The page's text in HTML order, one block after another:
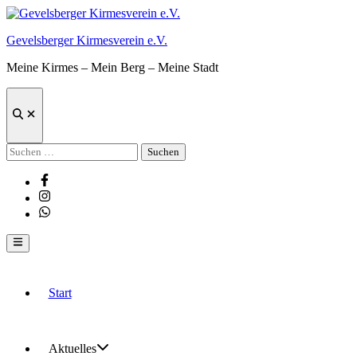
Zum
springen
Gevelsberger Kirmesverein e.V.
Meine Kirmes – Mein Berg – Meine Stadt
Suche
Suchen
nach:
Facebook
Instagram
Whatsapp
Hauptmenü
Start
Aktuelles